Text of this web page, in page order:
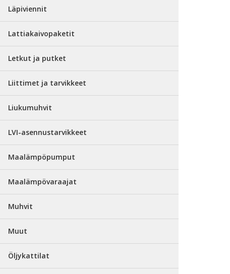
Läpiviennit
Lattiakaivopaketit
Letkut ja putket
Liittimet ja tarvikkeet
Liukumuhvit
LVI-asennustarvikkeet
Maalämpöpumput
Maalämpövaraajat
Muhvit
Muut
Öljykattilat